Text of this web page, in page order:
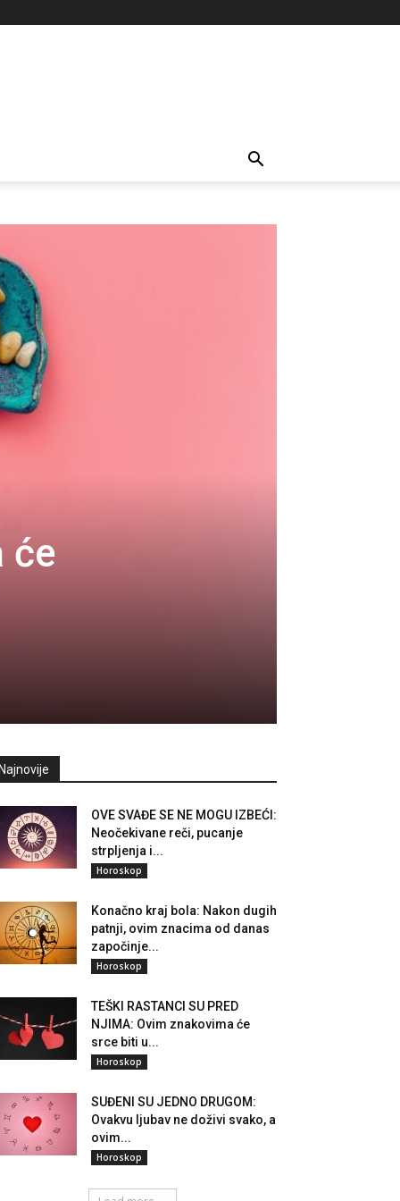
će
Najnovije
OVE SVAĐE SE NE MOGU IZBEĆI:
Neočekivane reči, pucanje
strpljenja i...
Horoskop
Konačno kraj bola: Nakon dugih
patnji, ovim znacima od danas
započinje...
Horoskop
TEŠKI RASTANCI SU PRED
NJIMA: Ovim znakovima će
srce biti u...
Horoskop
SUĐENI SU JEDNO DRUGOM:
Ovakvu ljubav ne doživi svako, a
ovim...
Horoskop